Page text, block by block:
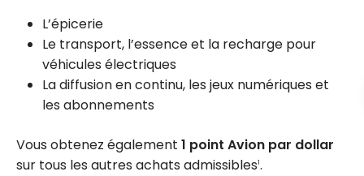
L’épicerie
Le transport, l’essence et la recharge pour
véhicules électriques
La diffusion en continu, les jeux numériques et
les abonnements
Vous obtenez également 1 point Avion par dollar
sur tous les autres achats admissibles1.